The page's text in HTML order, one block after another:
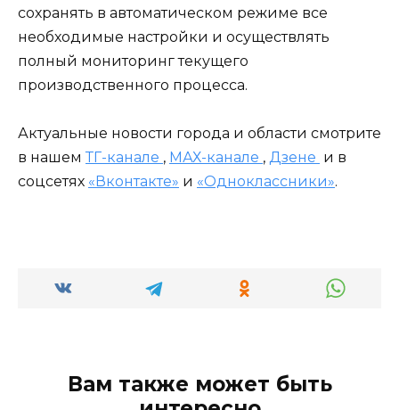
сохранять в автоматическом режиме все
необходимые настройки и осуществлять
полный мониторинг текущего
производственного процесса.
Актуальные новости города и области смотрите
в нашем ТГ-канале , МАХ-канале , Дзене и в
соцсетях «Вконтакте» и «Одноклассники».
Вам также может быть